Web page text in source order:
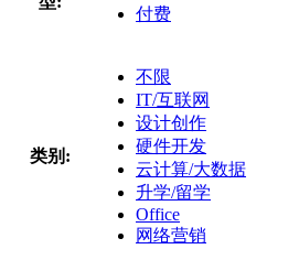
付费
类别:
不限
IT/互联网
设计创作
硬件开发
云计算/大数据
升学/留学
Office
网络营销